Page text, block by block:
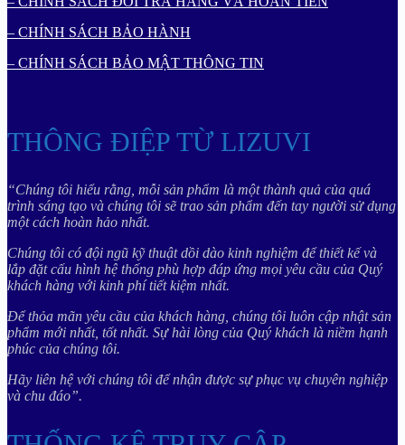
– CHÍNH SÁCH BẢO HÀNH
– CHÍNH SÁCH BẢO MẬT THÔNG TIN
THÔNG ĐIỆP TỪ LIZUVI
“Chúng tôi hiểu rằng, mỗi sản phẩm là một thành quả của quá
trình sáng tạo và chúng tôi sẽ trao sản phẩm đến tay người sử dụng
một cách hoàn hảo nhất.
Chúng tôi có đội ngũ kỹ thuật dồi dào kinh nghiệm để thiết kế và
lắp đặt cấu hình hệ thống phù hợp đáp ứng mọi yêu cầu của Quý
khách hàng với kinh phí tiết kiệm nhất.
Để thỏa mãn yêu cầu của khách hàng, chúng tôi luôn cập nhật sản
phẩm mới nhất, tốt nhất. Sự hài lòng của Quý khách là niềm hạnh
phúc của chúng tôi.
Hãy liên hệ với chúng tôi để nhận được sự phục vụ chuyên nghiệp
và chu đáo”.